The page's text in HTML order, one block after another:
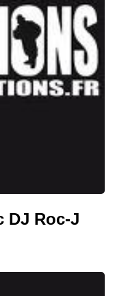
DJ Roc-J